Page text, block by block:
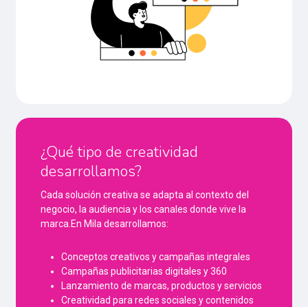
¿Qué tipo de creatividad
desarrollamos?
Cada solución creativa se adapta al contexto del
negocio, la audiencia y los canales donde vive la
marca.En Mila desarrollamos:
Conceptos creativos y campañas integrales
Campañas publicitarias digitales y 360
Lanzamiento de marcas, productos y servicios
Creatividad para redes sociales y contenidos